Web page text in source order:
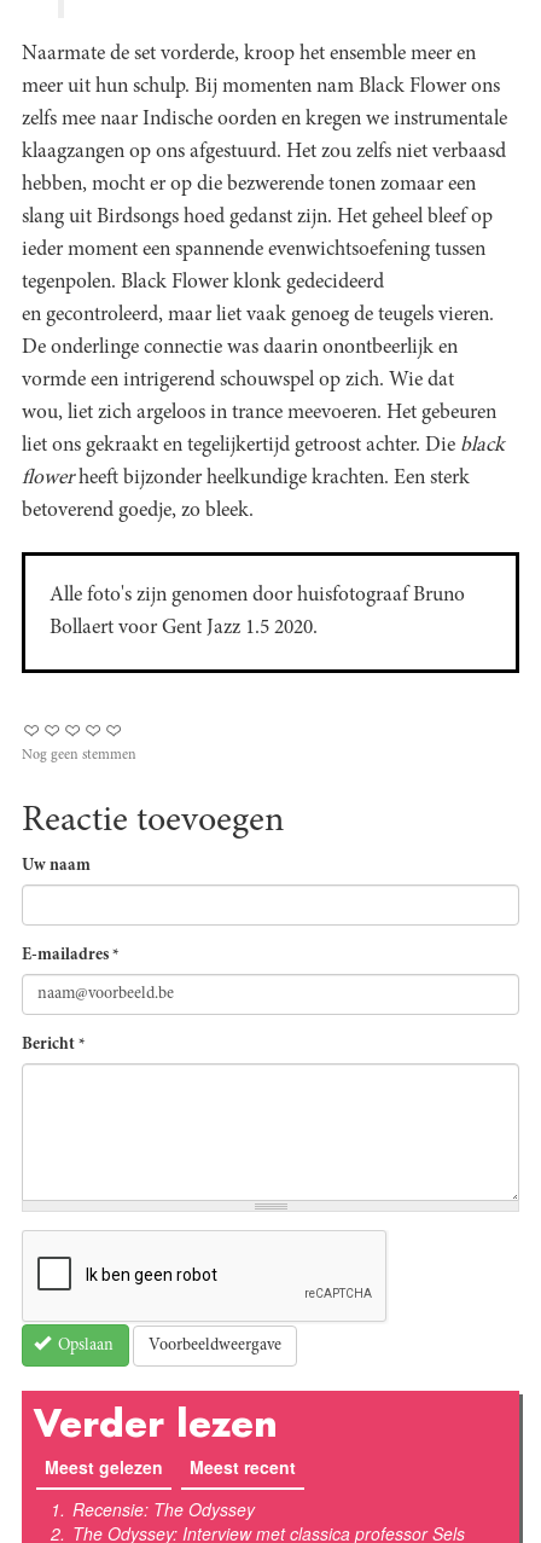
Naarmate de set vorderde, kroop het ensemble meer en
meer uit hun schulp. Bij momenten nam Black Flower ons
zelfs mee naar Indische oorden en kregen we instrumentale
klaagzangen op ons afgestuurd. Het zou zelfs niet verbaasd
hebben, mocht er op die bezwerende tonen zomaar een
slang uit Birdsongs hoed gedanst zijn. Het geheel bleef op
ieder moment een spannende evenwichtsoefening tussen
tegenpolen. Black Flower klonk gedecideerd
en gecontroleerd, maar liet vaak genoeg de teugels vieren.
De onderlinge connectie was daarin onontbeerlijk en
vormde een intrigerend schouwspel op zich. Wie dat
wou, liet zich argeloos in trance meevoeren. Het gebeuren
liet ons gekraakt en tegelijkertijd getroost achter. Die black
flowerheeft bijzonder heelkundige krachten. Een sterk
betoverend goedje, zo bleek.
Alle foto's zijn genomen door huisfotograaf Bruno
Bollaert voor Gent Jazz 1.5 2020.
Nog geen stemmen
Reactie toevoegen
Uw naam
E-mailadres *
Bericht *
Opslaan Voorbeeldweergave
Verder lezen
Meest gelezen (actieve tabblad)
Meest recent
Recensie: The Odyssey
The Odyssey: Interview met classica professor Sels